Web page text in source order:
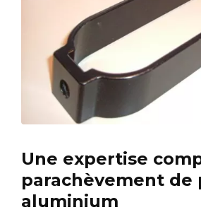
Une expertise
parachèvement de
aluminium